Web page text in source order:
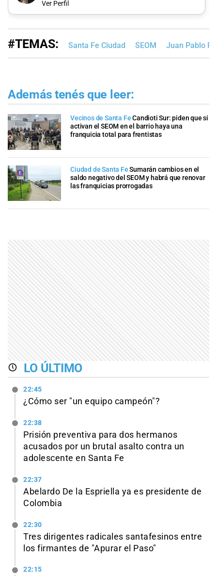
Ver Perfil
#TEMAS: Santa Fe Ciudad SEOM Juan Pablo
Además tenés que leer:
Vecinos de Santa FeCandioti Sur: piden que si
activan el SEOM en el barrio haya una
franquicia total para frentistas
Ciudad de Santa Fe Sumarán cambios en el
saldo negativo del SEOM y habrá que renovar
las franquicias prorrogadas
LO ÚLTIMO
22:45
¿Cómo ser "un equipo campeón"?
22:38
Prisión preventiva para dos hermanos
acusados por un brutal asalto contra un
adolescente en Santa Fe
22:37
Abelardo De la Espriella ya es presidente de
Colombia
22:30
Tres dirigentes radicales santafesinos entre
los firmantes de "Apurar el Paso"
22:15